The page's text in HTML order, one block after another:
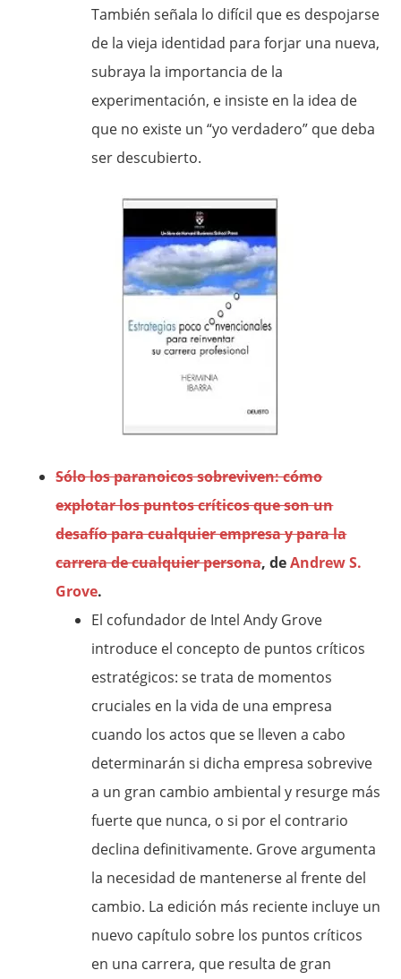
También señala lo difícil que es despojarse
de la vieja identidad para forjar una nueva,
subraya la importancia de la
experimentación, e insiste en la idea de
que no existe un “yo verdadero” que deba
ser descubierto.
Sólo los paranoicos sobreviven: cómo
explotar los puntos críticos que son un
desafío para cualquier empresa y para la
carrera de cualquier persona, deAndrew S.
Grove.
El cofundador de Intel Andy Grove
introduce el concepto de puntos críticos
estratégicos: se trata de momentos
cruciales en la vida de una empresa
cuando los actos que se lleven a cabo
determinarán si dicha empresa sobrevive
a un gran cambio ambiental y resurge más
fuerte que nunca, o si por el contrario
declina definitivamente. Grove argumenta
la necesidad de mantenerse al frente del
cambio. La edición más reciente incluye un
nuevo capítulo sobre los puntos críticos
en una carrera, que resulta de gran